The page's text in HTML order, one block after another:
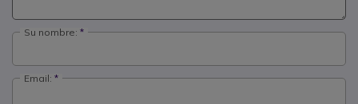
Su nombre:
Email: